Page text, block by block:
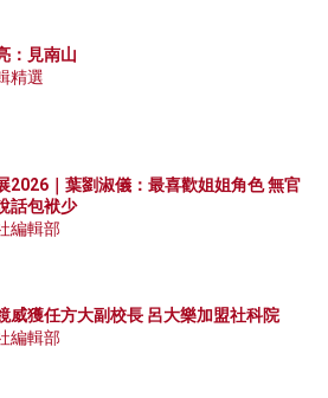
：見南山
精選
2026｜葉劉淑儀：最喜歡姐姐角色 無官
話包袱少
編輯部
威獲任方大副校長 呂大樂加盟社科院
編輯部